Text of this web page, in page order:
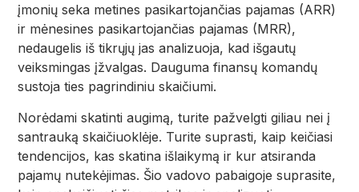
įmonių seka metines pasikartojančias pajamas (ARR)
ir mėnesines pasikartojančias pajamas (MRR),
nedaugelis iš tikrųjų jas analizuoja, kad išgautų
veiksmingas įžvalgas. Dauguma finansų komandų
sustoja ties pagrindiniu skaičiumi.
Norėdami skatinti augimą, turite pažvelgti giliau nei į
santrauką skaičiuoklėje. Turite suprasti, kaip keičiasi
tendencijos, kas skatina išlaikymą ir kur atsiranda
pajamų nutekėjimas. Šio vadovo pabaigoje suprasite,